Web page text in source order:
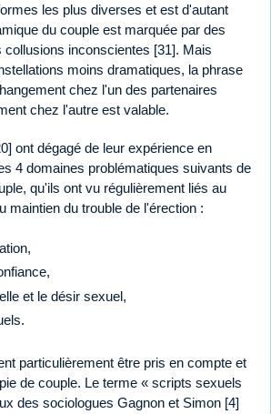
les plus diverses et est d'autant
du couple est marquée par des
inconscientes [31]. Mais
moins dramatiques, la phrase
chez l'un des partenaires
chez l'autre est valable.
ont dégagé de leur expérience en
4 domaines problématiques suivants de
qu'ils ont vu régulièrement liés au
maintien du trouble de l'érection :
et le désir sexuel,
particulièrement être pris en compte et
de couple. Le terme « scripts sexuels
des sociologues Gagnon et Simon [4]